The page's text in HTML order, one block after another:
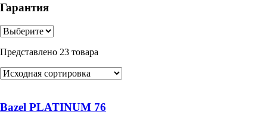
Гарантия
Представлено 23 товара
Bazel PLATINUM 76